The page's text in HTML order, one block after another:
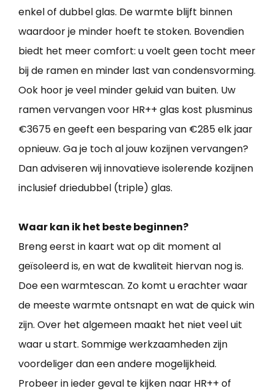
enkel of dubbel glas. De warmte blijft binnen
waardoor je minder hoeft te stoken. Bovendien
biedt het meer comfort: u voelt geen tocht meer
bij de ramen en minder last van condensvorming.
Ook hoor je veel minder geluid van buiten. Uw
ramen vervangen voor HR++ glas kost plusminus
€3675 en geeft een besparing van €285 elk jaar
opnieuw. Ga je toch al jouw kozijnen vervangen?
Dan adviseren wij innovatieve isolerende kozijnen
inclusief driedubbel (triple) glas.
Waar kan ik het beste beginnen?
Breng eerst in kaart wat op dit moment al
geïsoleerd is, en wat de kwaliteit hiervan nog is.
Doe een warmtescan. Zo komt u erachter waar
de meeste warmte ontsnapt en wat de quick win
zijn. Over het algemeen maakt het niet veel uit
waar u start. Sommige werkzaamheden zijn
voordeliger dan een andere mogelijkheid.
Probeer in ieder geval te kijken naar HR++ of